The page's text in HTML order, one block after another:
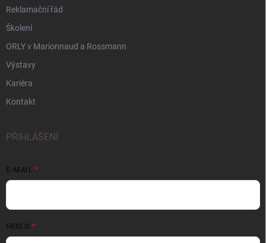
Reklamační řád
Školení
ORLY v Marionnaud a Rossmann
Výstavy
Kariéra
Kontakt
PŘIHLÁŠENÍ
E-MAIL
HESLO